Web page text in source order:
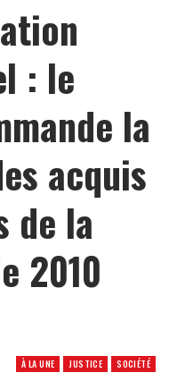
: le
la
acquis
de la
2010
À LA UNE JUSTICE SOCIÉTÉ